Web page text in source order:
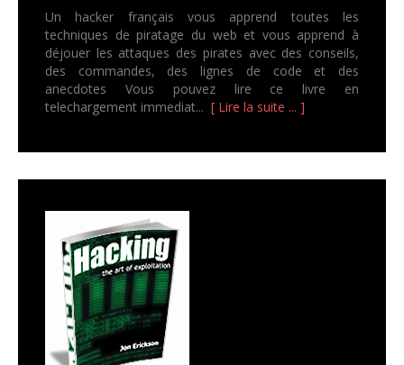
Un hacker français vous apprend toutes les
techniques de piratage du web et vous apprend à
déjouer les attaques des pirates avec des conseils,
des commandes, des lignes de code et des
anecdotes Vous pouvez lire ce livre en
telechargement immediat... [ Lire la suite ... ]